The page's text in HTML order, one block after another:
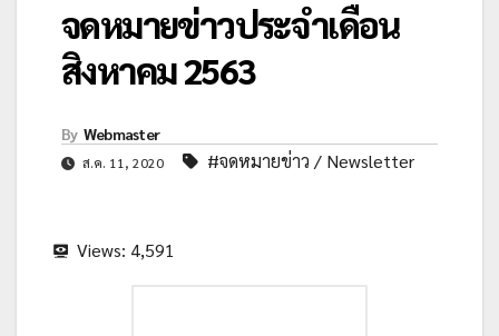
จดหมายข่าวประจำเดือน
สิงหาคม 2563
By Webmaster
ส.ค. 11, 2020 #จดหมายข่าว / Newsletter
Views: 4,591